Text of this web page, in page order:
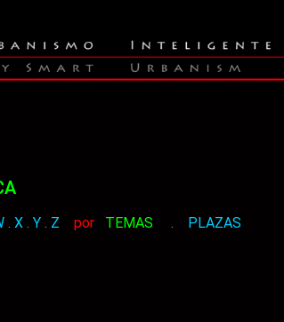
. X . Y . Z por TEMAS . PLAZAS